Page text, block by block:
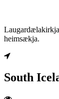
Laugardælakirkja
heimsækja.
South